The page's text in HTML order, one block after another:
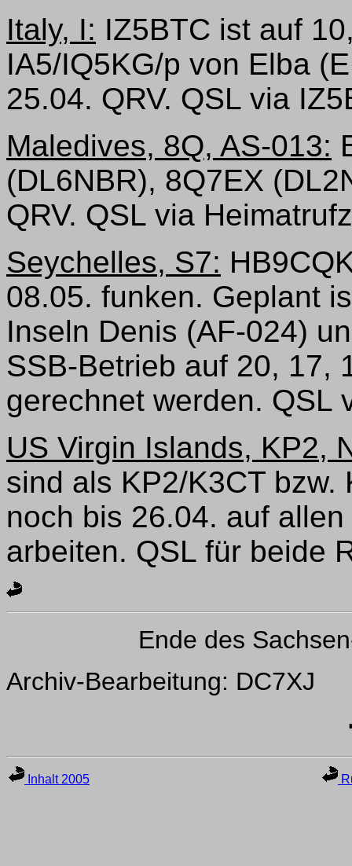
Italy, I: IZ5BTC ist auf
IA5/IQ5KG/p von Elba
25.04. QRV. QSL via
Maledives, 8Q, AS-013:
(DL6NBR), 8Q7EX
QRV. QSL via
Seychelles, S7:
08.05. funken. Geplant
Inseln Denis (AF-024)
SSB-Betrieb auf 20, 17,
gerechnet werden. QSL
US Virgin Islands, KP2,
sind als KP2/K3CT bzw.
noch bis 26.04. auf
arbeiten. QSL für beide
Ende des
Archiv-Bearbeitung: DC7XJ
Inhalt 2005